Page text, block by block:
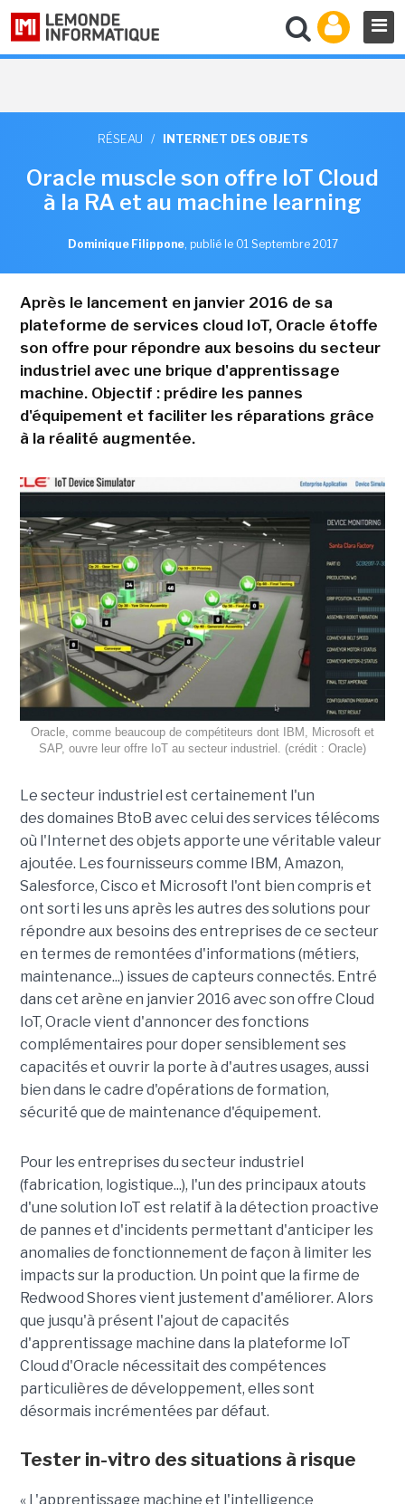
RÉSEAU / INTERNET DES OBJETS
Oracle muscle son offre IoT Cloud
à la RA et au machine learning
Dominique Filippone, publié le 01 Septembre 2017
Après le lancement en janvier 2016 de sa
plateforme de services cloud IoT, Oracle étoffe
son offre pour répondre aux besoins du secteur
industriel avec une brique d'apprentissage
machine. Objectif : prédire les pannes
d'équipement et faciliter les réparations grâce
à la réalité augmentée.
Oracle, comme beaucoup de compétiteurs dont IBM, Microsoft et
SAP, ouvre leur offre IoT au secteur industriel. (crédit : Oracle)
Le secteur industriel est certainement l'un
des domaines BtoB avec celui des services télécoms
où l'Internet des objets apporte une véritable valeur
ajoutée. Les fournisseurs comme IBM, Amazon,
Salesforce, Cisco et Microsoft l'ont bien compris et
ont sorti les uns après les autres des solutions pour
répondre aux besoins des entreprises de ce secteur
en termes de remontées d'informations (métiers,
maintenance...) issues de capteurs connectés. Entré
dans cet arène en janvier 2016 avec son offre Cloud
IoT, Oracle vient d'annoncer des fonctions
complémentaires pour doper sensiblement ses
capacités et ouvrir la porte à d'autres usages, aussi
bien dans le cadre d'opérations de formation,
sécurité que de maintenance d'équipement.
Pour les entreprises du secteur industriel
(fabrication, logistique...), l'un des principaux atouts
d'une solution IoT est relatif à la détection proactive
de pannes et d'incidents permettant d'anticiper les
anomalies de fonctionnement de façon à limiter les
impacts sur la production. Un point que la firme de
Redwood Shores vient justement d'améliorer. Alors
que jusqu'à présent l'ajout de capacités
d'apprentissage machine dans la plateforme IoT
Cloud d'Oracle nécessitait des compétences
particulières de développement, elles sont
désormais incrémentées par défaut.
Tester in-vitro des situations à risque
« L'apprentissage machine et l'intelligence